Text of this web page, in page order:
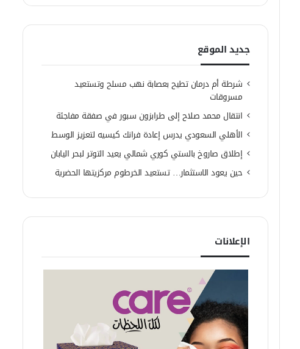
جديد الموقع
شرطة أم درمان تطيح بعصابة نهب مسلح وتستعيد
مسروقات
انتقال محمد صلاح إلى طرابزون سبور في صفقة مفاجئة
الأهلي السعودي يدرس إعادة فرانك كيسيه لتعزيز الوسط
إطلاق صاروخ بالستي كوري شمالي يعيد التوتر لبحر اليابان
حين يعود الاستثمار… تستعيد الخرطوم مركزيتها الحضرية
الإعلانات